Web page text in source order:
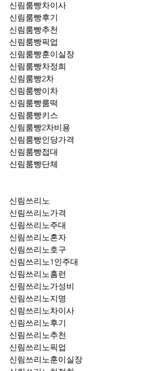
신림룸빵차이사
신림룸빵후기
신림룸빵추천
신림룸빵훈이실장
신림룸빵차정희
신림룸빵2차
신림룸빵이차
신림룸빵룸떡
신림룸빵키스
신림룸빵2차비용
신림룸빵인당가격
신림룸빵접대
신림룸빵단체
신림쓰리노
신림쓰리노가격
신림쓰리노주대
신림쓰리노혼자
신림쓰리노호구
신림쓰리노1인주대
신림쓰리노홈런
신림쓰리노가성비
신림쓰리노지명
신림쓰리노차이사
신림쓰리노후기
신림쓰리노추천
신림쓰리노훈이실장